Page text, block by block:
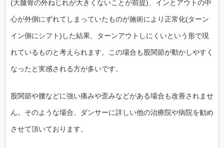
(大腿骨の外ねじれが大きくないことが前提)、インとアウトの中
心が外側にずれてしまっていたものが施術により正常化(ターン
イン側にシフト)した結果、ターンアウトしにくいという形で現
れているものと考えられます。この場合も股関節が動かしやすく
なったと実感される方が多いです。
股関節や腰などに強い痛みや歪みなどがある場合も改善されませ
ん。そのような場合、ダンサーに詳しい他の治療院や病院を勧め
させて頂いております。